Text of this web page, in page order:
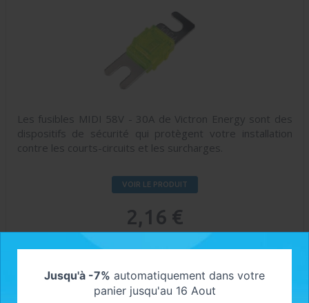
Les fusibles MIDI 58V - 30A de Victron Energy sont des
dispositifs de sécurité qui protègent votre installation
contre les courts-circuits et les surcharges.
VOIR LE PRODUIT
2,16 €
AJOUTER AU PANIER
Jusqu'à -7% automatiquement dans votre
panier jusqu'au 16 Aout